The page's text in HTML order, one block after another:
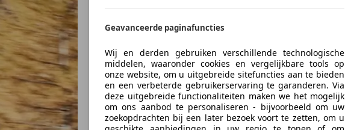
Geavanceerde paginafuncties
Wij en derden gebruiken verschillende technologische
middelen, waaronder cookies en vergelijkbare tools op
onze website, om u uitgebreide sitefuncties aan te bieden
en een verbeterde gebruikerservaring te garanderen. Via
deze uitgebreide functionaliteiten maken we het mogelijk
om ons aanbod te personaliseren - bijvoorbeeld om uw
zoekopdrachten bij een later bezoek voort te zetten, om u